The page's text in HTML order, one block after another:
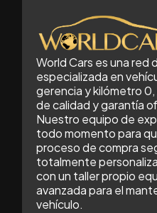
World Cars es una red
especializada en
gerencia y kilómetro
de calidad y garantía
Nuestro equipo de
todo momento para
proceso de compra
totalmente
con un taller propio
avanzada para el
vehículo.